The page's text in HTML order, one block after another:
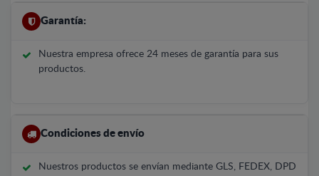
Garantía:
Nuestra empresa ofrece 24 meses de garantía para sus
productos.
Condiciones de envío
Nuestros productos se envían mediante GLS, FEDEX, DPD